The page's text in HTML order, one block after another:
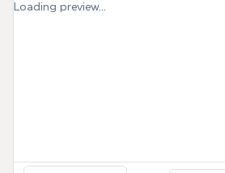
Loading preview...